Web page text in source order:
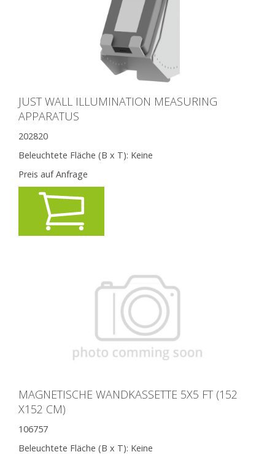
JUST WALL ILLUMINATION MEASURING
APPARATUS
202820
Beleuchtete Fläche (B x T): Keine
Preis auf Anfrage
MAGNETISCHE WANDKASSETTE 5X5 FT (152
X152 CM)
106757
Beleuchtete Fläche (B x T): Keine